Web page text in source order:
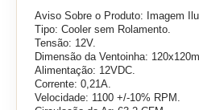
Aviso Sobre o Produto: Imagem
Tipo: Cooler sem Rolamento.
Tensão: 12V.
Dimensão da Ventoinha:
Alimentação: 12VDC.
Corrente: 0,21A.
Velocidade: 1100 +/-10% RPM.